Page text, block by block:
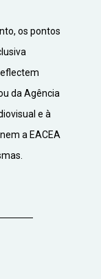
os pontos
da Agência
e à
a EACEA